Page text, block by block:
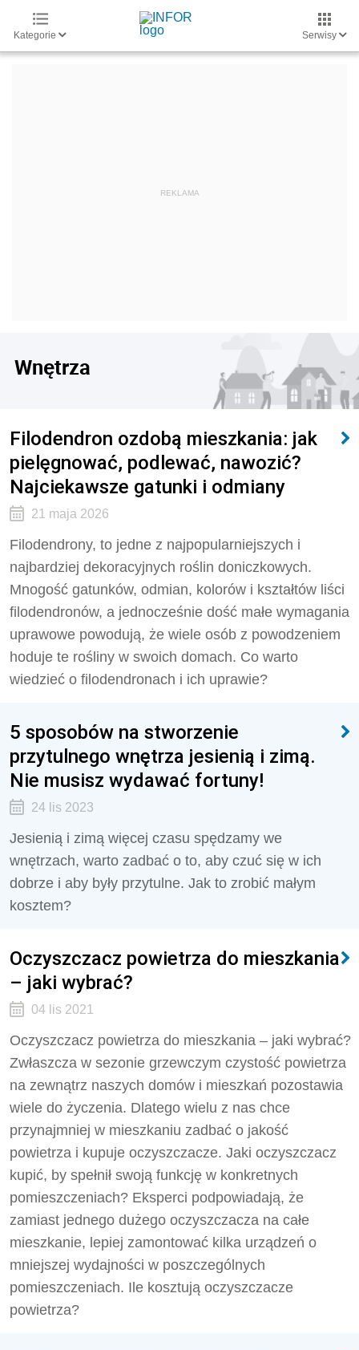
Kategorie Serwisy
Wnętrza
Filodendron ozdobą mieszkania: jak
pielęgnować, podlewać, nawozić?
Najciekawsze gatunki i odmiany
21 maja 2026
Filodendrony, to jedne z najpopularniejszych i
najbardziej dekoracyjnych roślin doniczkowych.
Mnogość gatunków, odmian, kolorów i kształtów liści
filodendronów, a jednocześnie dość małe wymagania
uprawowe powodują, że wiele osób z powodzeniem
hoduje te rośliny w swoich domach. Co warto
wiedzieć o filodendronach i ich uprawie?
5 sposobów na stworzenie
przytulnego wnętrza jesienią i zimą.
Nie musisz wydawać fortuny!
24 lis 2023
Jesienią i zimą więcej czasu spędzamy we
wnętrzach, warto zadbać o to, aby czuć się w ich
dobrze i aby były przytulne. Jak to zrobić małym
kosztem?
Oczyszczacz powietrza do mieszkania
– jaki wybrać?
04 lis 2021
Oczyszczacz powietrza do mieszkania – jaki wybrać?
Zwłaszcza w sezonie grzewczym czystość powietrza
na zewnątrz naszych domów i mieszkań pozostawia
wiele do życzenia. Dlatego wielu z nas chce
przynajmniej w mieszkaniu zadbać o jakość
powietrza i kupuje oczyszczacze. Jaki oczyszczacz
kupić, by spełnił swoją funkcję w konkretnych
pomieszczeniach? Eksperci podpowiadają, że
zamiast jednego dużego oczyszczacza na całe
mieszkanie, lepiej zamontować kilka urządzeń o
mniejszej wydajności w poszczególnych
pomieszczeniach. Ile kosztują oczyszczacze
powietrza?